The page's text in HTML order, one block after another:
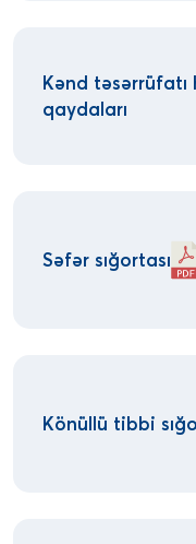
Kənd təsərrüfatı
qaydaları
Səfər sığortası
Könüllü tibbi